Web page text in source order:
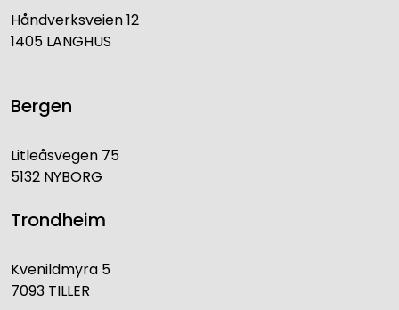
Håndverksveien 12
1405 LANGHUS
Bergen
Litleåsvegen 75
5132 NYBORG
Trondheim
Kvenildmyra 5
7093 TILLER